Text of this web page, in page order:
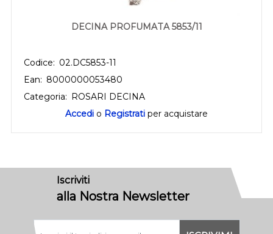
DECINA PROFUMATA 5853/11
Codice: 02.DC5853-11
Ean: 8000000053480
Categoria: ROSARI DECINA
Accedi o Registrati per acquistare
Iscriviti
alla Nostra Newsletter